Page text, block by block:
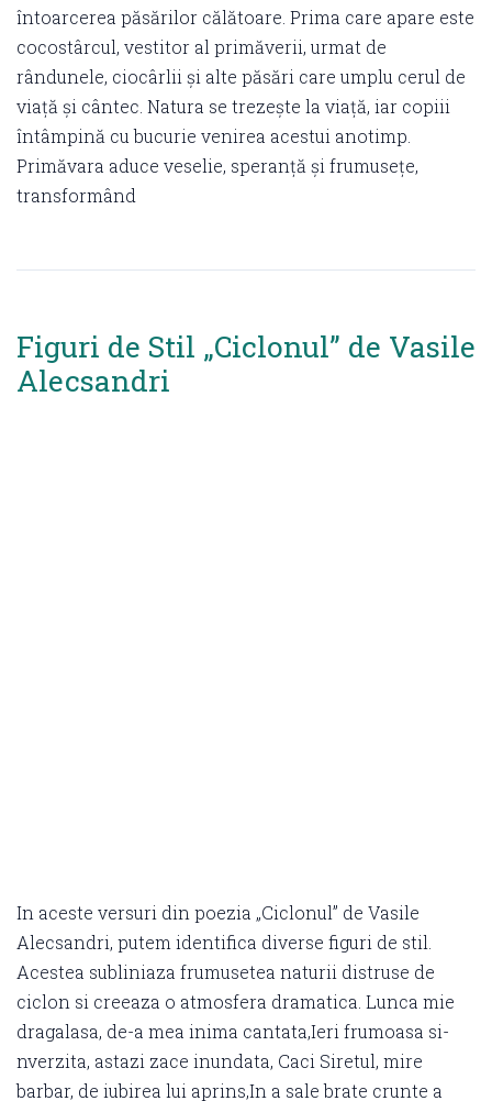
întoarcerea păsărilor călătoare. Prima care apare este
cocostârcul, vestitor al primăverii, urmat de
rândunele, ciocârlii și alte păsări care umplu cerul de
viață și cântec. Natura se trezește la viață, iar copiii
întâmpină cu bucurie venirea acestui anotimp.
Primăvara aduce veselie, speranță și frumusețe,
transformând
Figuri de Stil „Ciclonul” de Vasile
Alecsandri
In aceste versuri din poezia „Ciclonul” de Vasile
Alecsandri, putem identifica diverse figuri de stil.
Acestea subliniaza frumusetea naturii distruse de
ciclon si creeaza o atmosfera dramatica. Lunca mie
dragalasa, de-a mea inima cantata,Ieri frumoasa si-
nverzita, astazi zace inundata, Caci Siretul, mire
barbar, de iubirea lui aprins,In a sale brate crunte a